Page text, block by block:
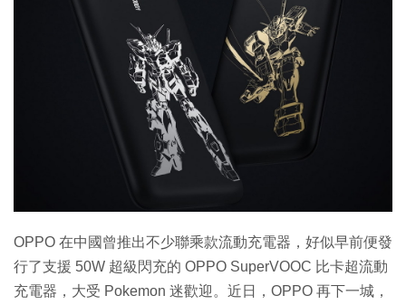
OPPO 在中國曾推出不少聯乘款流動充電器，好似早前便發
行了支援 50W 超級閃充的 OPPO SuperVOOC 比卡超流動
充電器，大受 Pokemon 迷歡迎。近日，OPPO 再下一城，